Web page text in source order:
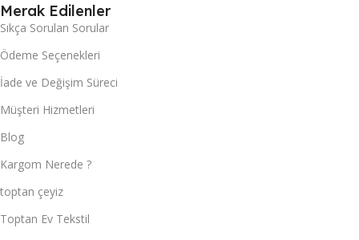
Merak Edilenler
Sıkça Sorulan Sorular
Ödeme Seçenekleri
İade ve Değişim Süreci
Müşteri Hizmetleri
Blog
Kargom Nerede ?
toptan çeyiz
Toptan Ev Tekstil